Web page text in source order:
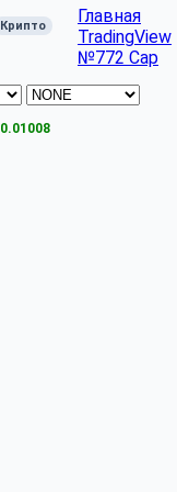
Крипто
Главная
TradingView
№772 Cap
0.01008